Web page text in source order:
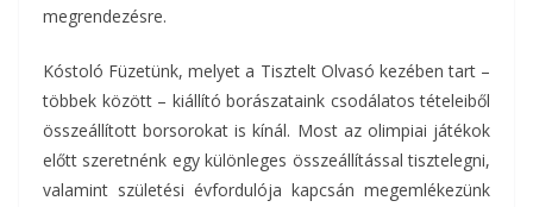
megrendezésre.
Kóstoló Füzetünk, melyet a Tisztelt Olvasó kezében tart –
többek között – kiállító borászataink csodálatos tételeiből
összeállított borsorokat is kínál. Most az olimpiai játékok
előtt szeretnénk egy különleges összeállítással tisztelegni,
valamint születési évfordulója kapcsán megemlékezünk